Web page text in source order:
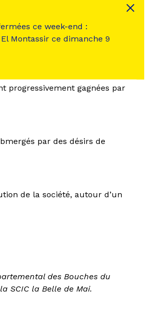
Bashung
progressivement gagnées par
par des désirs de
de la société, autour d’un
des Bouches du
SCIC la Belle de Mai.
ce week-end :
Montassir ce dimanche 9